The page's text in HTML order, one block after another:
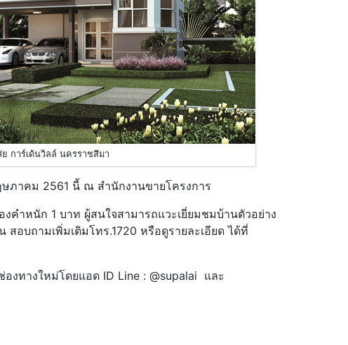
การ์เด้นวิลล์ นครราชสีมา
ภาคม 2561 นี้ ณ สำนักงานขายโครงการ
งคำหนัก 1 บาท ผู้สนใจสามารถแวะเยี่ยมชมบ้านตัวอย่าง
อบถามเพิ่มเติมโทร.1720 หรือดูรายละเอียด ได้ที่
งทางใหม่โดยแอด ID Line : @supalai และ